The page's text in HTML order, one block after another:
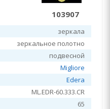
103907
зеркала
зеркальное полотно
подвесной
Migliore
Edera
ML.EDR-60.333.CR
65